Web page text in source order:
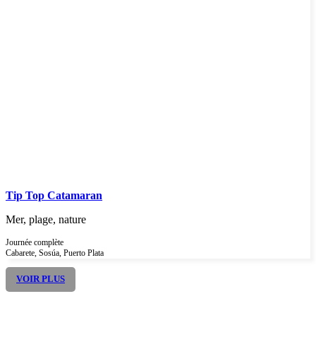
Tip Top Catamaran
Mer, plage, nature
Journée complète
Cabarete, Sosúa, Puerto Plata
VOIR PLUS